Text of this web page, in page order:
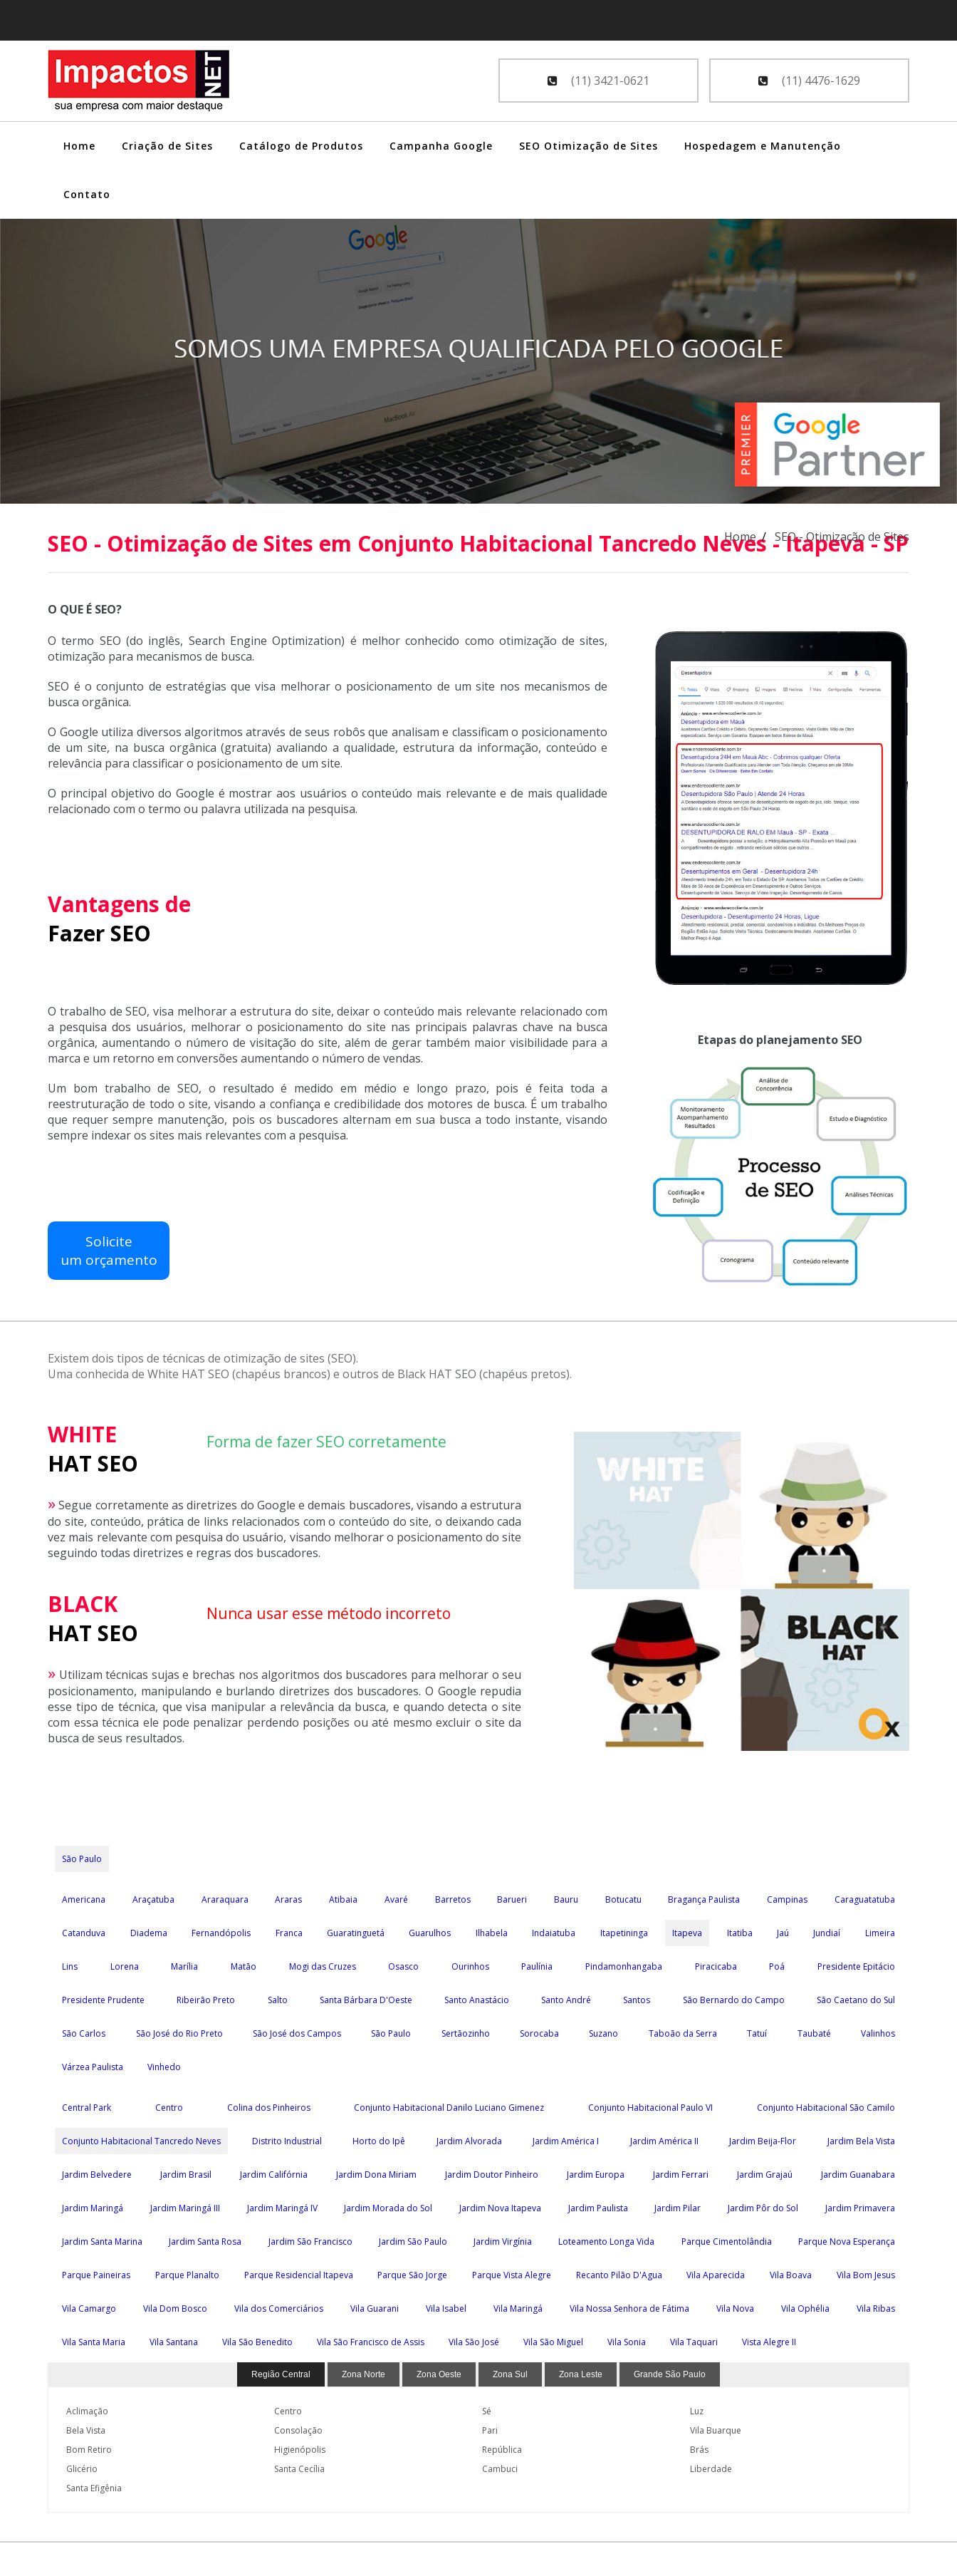
(11) 4476-1629
(11) 3421-0621
Home Criação de Sites Catálogo de Produtos Campanha Google SEO Otimização de Sites Hospedagem e Manutenção
Contato
SEO - Otimização de Sites em Conjunto Habitacional Tancredo Neves - Itapeva - SP
Home SEO - Otimização de Sites
O QUE É SEO?
O termo SEO (do inglês, Search Engine Optimization) é melhor conhecido como otimização de sites,
otimização para mecanismos de busca.
SEO é o conjunto de estratégias que visa melhorar o posicionamento de um site nos mecanismos de
busca orgânica.
O Google utiliza diversos algoritmos através de seus robôs que analisam e classificam o posicionamento
de um site, na busca orgânica (gratuita) avaliando a qualidade, estrutura da informação, conteúdo e
relevância para classificar o posicionamento de um site.
O principal objetivo do Google é mostrar aos usuários o conteúdo mais relevante e de mais qualidade
relacionado com o termo ou palavra utilizada na pesquisa.
Vantagens de
Fazer SEO
Etapas do planejamento SEO
O trabalho de SEO, visa melhorar a estrutura do site, deixar o conteúdo mais relevante relacionado com
a pesquisa dos usuários, melhorar o posicionamento do site nas principais palavras chave na busca
orgânica, aumentando o número de visitação do site, além de gerar também maior visibilidade para a
marca e um retorno em conversões aumentando o número de vendas.
Um bom trabalho de SEO, o resultado é medido em médio e longo prazo, pois é feita toda a
reestruturação de todo o site, visando a confiança e credibilidade dos motores de busca. É um trabalho
que requer sempre manutenção, pois os buscadores alternam em sua busca a todo instante, visando
sempre indexar os sites mais relevantes com a pesquisa.
Solicite
um orçamento
Existem dois tipos de técnicas de otimização de sites (SEO).
Uma conhecida de White HAT SEO (chapéus brancos) e outros de Black HAT SEO (chapéus pretos).
WHITE
HAT SEO
Forma de fazer SEO corretamente
»Segue corretamente as diretrizes do Google e demais buscadores, visando a estrutura
do site, conteúdo, prática de links relacionados com o conteúdo do site, o deixando cada
vez mais relevante com pesquisa do usuário, visando melhorar o posicionamento do site
seguindo todas diretrizes e regras dos buscadores.
BLACK
HAT SEO
Nunca usar esse método incorreto
» Utilizam técnicas sujas e brechas nos algoritmos dos buscadores para melhorar o seu
posicionamento, manipulando e burlando diretrizes dos buscadores. O Google repudia
esse tipo de técnica, que visa manipular a relevância da busca, e quando detecta o site
com essa técnica ele pode penalizar perdendo posições ou até mesmo excluir o site da
busca de seus resultados.
São Paulo
Americana Araçatuba Araraquara Araras Atibaia Avaré Barretos Barueri Bauru Botucatu Bragança Paulista Campinas Caraguatatuba
Catanduva Diadema Fernandópolis Franca Guaratinguetá Guarulhos Ilhabela Indaiatuba Itapetininga Itapeva Itatiba Jaú Jundiaí Limeira
Lins Lorena Marília Matão Mogi das Cruzes Osasco Ourinhos Paulínia Pindamonhangaba Piracicaba Poá Presidente Epitácio
Presidente Prudente Ribeirão Preto Salto Santa Bárbara D'Oeste Santo Anastácio Santo André Santos São Bernardo do Campo São Caetano do Sul
São Carlos São José do Rio Preto São José dos Campos São Paulo Sertãozinho Sorocaba Suzano Taboão da Serra Tatuí Taubaté Valinhos
Várzea Paulista Vinhedo
Central Park Centro Colina dos Pinheiros Conjunto Habitacional Danilo Luciano Gimenez Conjunto Habitacional Paulo VI Conjunto Habitacional São Camilo
Conjunto Habitacional Tancredo Neves Distrito Industrial Horto do Ipê Jardim Alvorada Jardim América I Jardim América II Jardim Beija-Flor Jardim Bela Vista
Jardim Belvedere Jardim Brasil Jardim Califórnia Jardim Dona Miriam Jardim Doutor Pinheiro Jardim Europa Jardim Ferrari Jardim Grajaú Jardim Guanabara
Jardim Maringá Jardim Maringá III Jardim Maringá IV Jardim Morada do Sol Jardim Nova Itapeva Jardim Paulista Jardim Pilar Jardim Pôr do Sol Jardim Primavera
Jardim Santa Marina Jardim Santa Rosa Jardim São Francisco Jardim São Paulo Jardim Virgínia Loteamento Longa Vida Parque Cimentolândia Parque Nova Esperança
Parque Paineiras Parque Planalto Parque Residencial Itapeva Parque São Jorge Parque Vista Alegre Recanto Pilão D'Agua Vila Aparecida Vila Boava Vila Bom Jesus
Vila Camargo Vila Dom Bosco Vila dos Comerciários Vila Guarani Vila Isabel Vila Maringá Vila Nossa Senhora de Fátima Vila Nova Vila Ophélia Vila Ribas
Vila Santa Maria Vila Santana Vila São Benedito Vila São Francisco de Assis Vila São José Vila São Miguel Vila Sonia Vila Taquari Vista Alegre II
Região Central Zona Norte Zona Oeste Zona Sul Zona Leste Grande São Paulo
Aclimação Centro Sé
Luz
Bela Vista
Consolação Pari
Vila Buarque
Bom Retiro
Higienópolis República
Brás
Glicério
Santa Cecília Cambuci
Liberdade
Santa Efigênia